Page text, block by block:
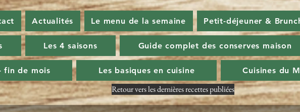
Actualités Le menu de la semaine Petit-déjeuner &
Les 4 saisons Guide complet des conserves maison
fin de mois Les basiques en cuisine Cuisines du
Retour vers les dernières recettes publiées